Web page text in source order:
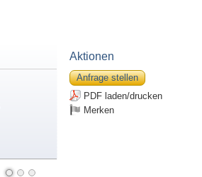
Aktionen
Anfrage stellen
PDF laden/drucken
Merken